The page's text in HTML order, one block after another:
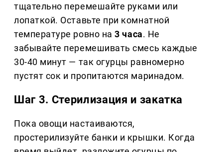
тщательно перемешайте руками или
лопаткой. Оставьте при комнатной
температуре ровно на3 часа. Не
забывайте перемешивать смесь каждые
30-40 минут — так огурцы равномерно
пустят сок и пропитаются маринадом.
Шаг 3. Стерилизация и закатка
Пока овощи настаиваются,
простерилизуйте банки и крышки. Когда